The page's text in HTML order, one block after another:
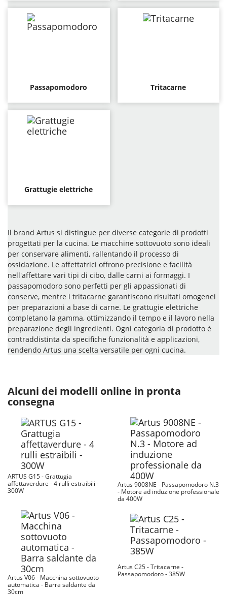
Passapomodoro Tritacarne
Grattugie elettriche
Il brand Artus si distingue per diverse categorie di prodotti
progettati per la cucina. Le macchine sottovuoto sono ideali
per conservare alimenti, rallentando il processo di
ossidazione. Le affettatrici offrono precisione e facilità
nell'affettare vari tipi di cibo, dalle carni ai formaggi. I
passapomodoro sono perfetti per gli appassionati di
conserve, mentre i tritacarne garantiscono risultati omogenei
per preparazioni a base di carne. Le grattugie elettriche
completano la gamma, ottimizzando il tempo e il lavoro nella
preparazione degli ingredienti. Ogni categoria di prodotto è
contraddistinta da specifiche funzionalità e applicazioni,
rendendo Artus una scelta versatile per ogni cucina.
Alcuni dei modelli online in pronta
consegna
ARTUS G15 - Grattugia
affettaverdure - 4 rulli estraibili -
300W
Artus 9008NE - Passapomodoro N.3
- Motore ad induzione professionale
da 400W
Artus V06 - Macchina sottovuoto
automatica - Barra saldante da
30cm
Artus C25 - Tritacarne -
Passapomodoro - 385W